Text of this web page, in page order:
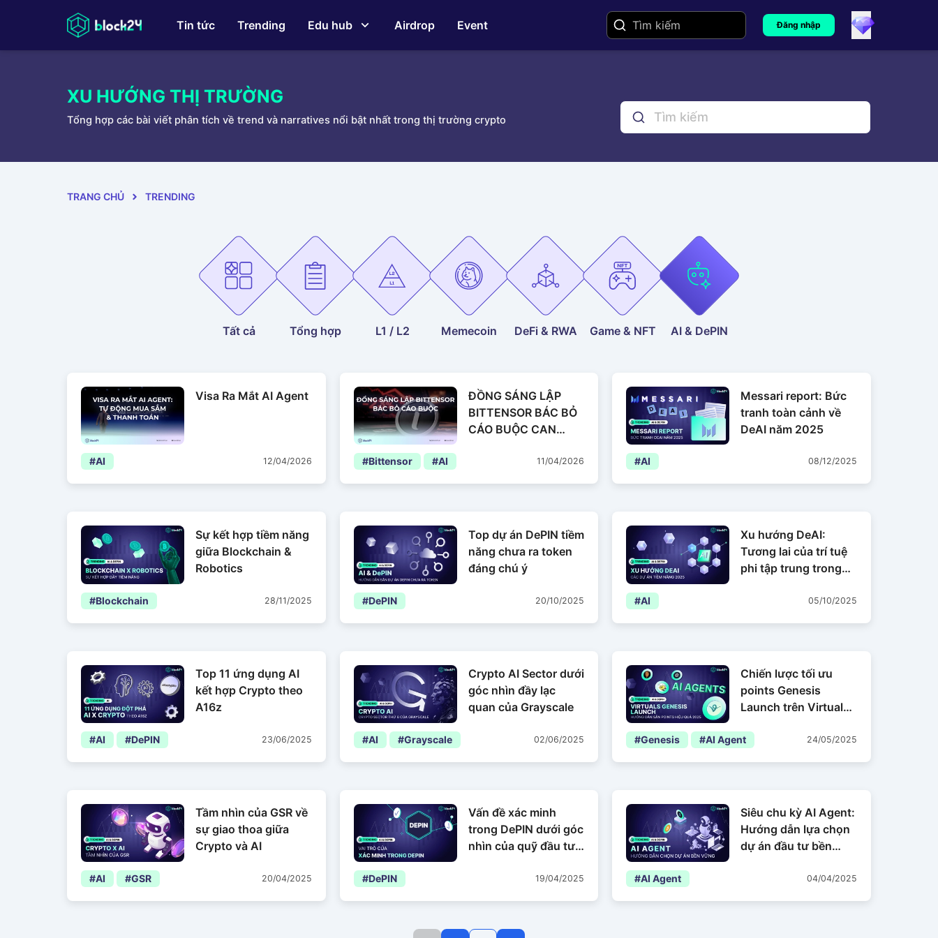
Tin tức Trending Edu hub Airdrop Event Đăng nhập
XU HƯỚNG THỊ TRƯỜNG
Tổng hợp các bài viết phân tích về trend và narratives nổi bật nhất trong thị trường crypto
TRANG CHỦ TRENDING
Tất cả Tổng hợp L1 / L2 Memecoin DeFi & RWA Game & NFT AI & DePIN
Visa Ra Mắt AI Agent
#AI 12/04/2026
ĐỒNG SÁNG LẬP
BITTENSOR BÁC BỎ
CÁO BUỘC CAN
#Bittensor #AI 11/04/2026
Messari report: Bức
tranh toàn cảnh về
DeAI năm 2025
#AI 08/12/2025
Sự kết hợp tiềm năng
giữa Blockchain &
Robotics
#Blockchain 28/11/2025
Top dự án DePIN tiềm
năng chưa ra token
đáng chú ý
#DePIN 20/10/2025
Xu hướng DeAI:
Tương lai của trí tuệ
phi tập trung trong
#AI 05/10/2025
Top 11 ứng dụng AI
kết hợp Crypto theo
A16z
#AI #DePIN 23/06/2025
Crypto AI Sector dưới
góc nhìn đầy lạc
quan của Grayscale
#AI #Grayscale 02/06/2025
Chiến lược tối ưu
points Genesis
Launch trên Virtuals
#Genesis #AI Agent 24/05/2025
Tầm nhìn của GSR về
sự giao thoa giữa
Crypto và AI
#AI #GSR 20/04/2025
Vấn đề xác minh
trong DePIN dưới góc
nhìn của quỹ đầu tư
#DePIN 19/04/2025
Siêu chu kỳ AI Agent:
Hướng dẫn lựa chọn
dự án đầu tư bền
#AI Agent 04/04/2025